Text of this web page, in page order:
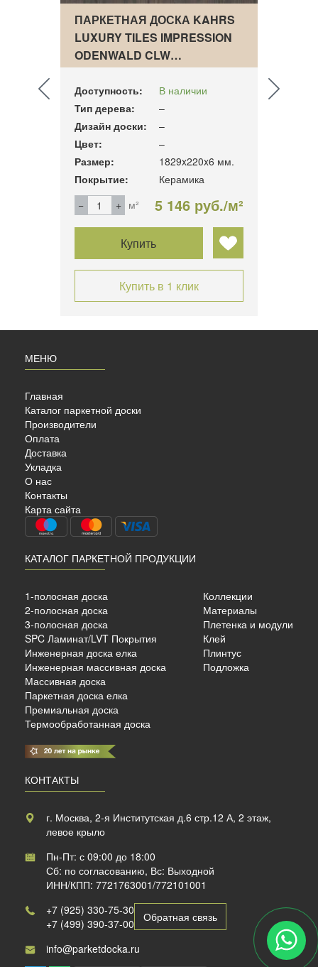
ПАРКЕТНАЯ ДОСКА KAHRS
LUXURY TILES IMPRESSION
ODENWALD CLW…
Доступность:
В наличии
Тип дерева:
–
Дизайн доски:
–
Цвет:
–
Размер:
1829x220x6 мм.
Покрытие:
Керамика
м²
5 146 руб./м²
Купить
Купить в 1 клик
м²
МЕНЮ
Главная
Каталог паркетной доски
Производители
Оплата
Доставка
Укладка
О нас
Контакты
Карта сайта
КАТАЛОГ ПАРКЕТНОЙ ПРОДУКЦИИ
1-полосная доска
2-полосная доска
3-полосная доска
SPC Ламинат/LVT Покрытия
Инженерная доска елка
Инженерная массивная доска
Массивная доска
Паркетная доска елка
Премиальная доска
Термообработанная доска
Коллекции
Материалы
Плетенка и модули
Клей
Плинтус
Подложка
КОНТАКТЫ
г. Москва, 2-я Институтская д.6 стр.12 А, 2 этаж,
левое крыло
Пн-Пт: с 09:00 до 18:00
Сб: по согласованию, Вс: Выходной
ИНН/КПП: 7721763001/772101001
+7 (925) 330-75-30
+7 (499) 390-37-00
Обратная связь
info@parketdocka.ru